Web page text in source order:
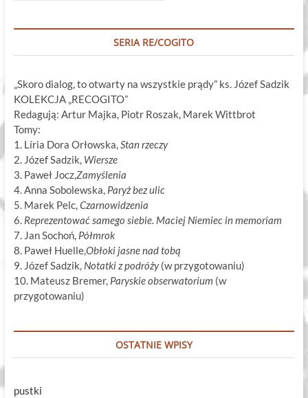
SERIA RE/COGITO
„Skoro dialog, to otwarty na wszystkie prądy” ks. Józef Sadzik
KOLEKCJA „RECOGITO”
Redagują: Artur Majka, Piotr Roszak, Marek Wittbrot
Tomy:
1. Líria Dora Orłowska,Stan rzeczy
2. Józef Sadzik, Wiersze
3. Paweł Jocz,Zamyślenia
4. Anna Sobolewska, Paryż bez ulic
5. Marek Pelc,Czarnowidzenia
6. Reprezentować samego siebie. Maciej Niemiec in memoriam
7. Jan Sochoń, Półmrok
8. Paweł Huelle,Obłoki jasne nad tobą
9. Józef Sadzik, Notatki z podróży(w przygotowaniu)
10. Mateusz Bremer, Paryskie obserwatorium (w
przygotowaniu)
OSTATNIE WPISY
pustki